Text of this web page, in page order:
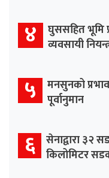
४
घुससहित भूमि
व्यवसायी
५
मनसुनको
पूर्वानुमान
६ सेनाद्वारा ३२
किलोमिटर